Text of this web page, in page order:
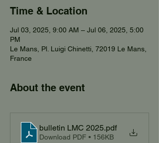
Time & Location
Jul 03, 2025, 9:00 AM – Jul 06, 2025, 5:00
PM
Le Mans, Pl. Luigi Chinetti, 72019 Le Mans,
France
About the event
bulletin LMC 2025.pdf
Download PDF • 156KB